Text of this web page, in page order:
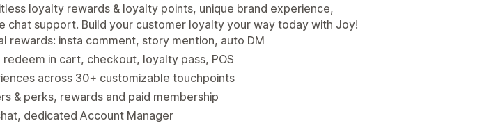
loyalty rewards & loyalty points, unique brand experience,
chat support. Build your customer loyalty your way today with Joy!
rewards: insta comment, story mention, auto DM
in cart, checkout, loyalty pass, POS
across 30+ customizable touchpoints
& perks, rewards and paid membership
dedicated Account Manager